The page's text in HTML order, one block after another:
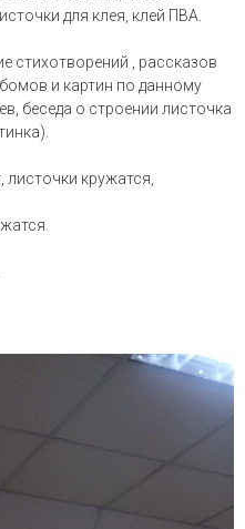
для клея, клей ПВА.
стихотворений , рассказов
и картин по данному
беседа о строении листочка
кружатся,